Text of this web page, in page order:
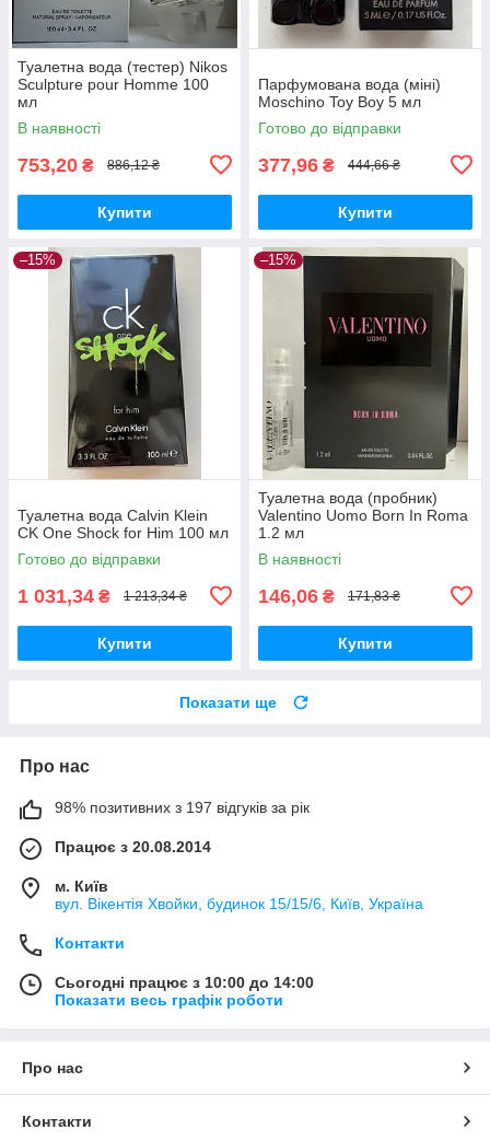
Туалетна вода (тестер) Nikos
Sculpture pour Homme 100
мл
В наявності
753,20 ₴ 886,12 ₴
Купити
Парфумована вода (міні)
Moschino Toy Boy 5 мл
Готово до відправки
377,96 ₴ 444,66 ₴
Купити
–15%
Туалетна вода Calvin Klein
CK One Shock for Him 100 мл
Готово до відправки
1 031,34 ₴ 1 213,34 ₴
Купити
–15%
Туалетна вода (пробник)
Valentino Uomo Born In Roma
1.2 мл
В наявності
146,06 ₴ 171,83 ₴
Купити
Показати ще
Про нас
98% позитивних з 197 відгуків за рік
Працює з 20.08.2014
м. Київ
вул. Вікентія Хвойки, будинок 15/15/6, Київ, Україна
Контакти
Сьогодні працює з 10:00 до 14:00
Показати весь графік роботи
Про нас
Контакти